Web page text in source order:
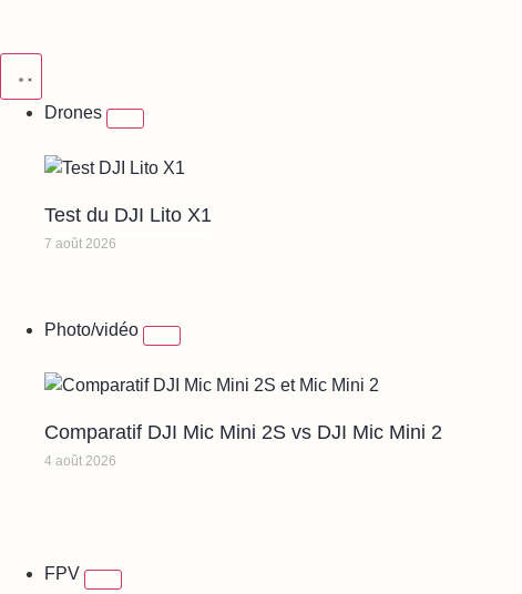
Drones
Test du DJI Lito X1
7 août 2026
Photo/vidéo
Comparatif DJI Mic Mini 2S vs DJI Mic Mini 2
4 août 2026
FPV